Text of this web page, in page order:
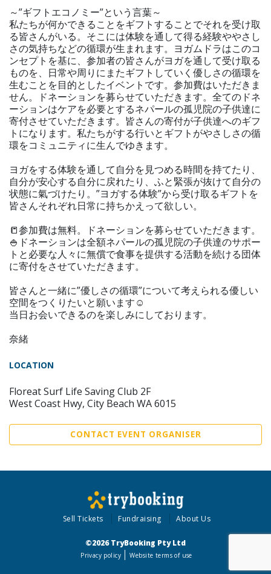
～”ギフトエコノミー”という言葉～
私たちが何かできることをギフトすることでそれを受け取
る皆さんがいる。そこには体験を通して得る経験ややさし
さの気持ちなどの循環が生まれます。ヨガムドラはこのコ
ンセプトを基に、参加者の皆さんがヨガを通して受け取る
ものを、日常や周りにまたギフトしていく優しさの循環を
生むことを目的としたイベントです。参加費はいただきま
せん。ドネーションを募らせていただきます。全てのドネ
ーションはケアを必要とするネパールの孤児院の子供達に
寄付させていただきます。皆さんの寄付が子供達へのギフ
トになります。私たちがする行いとギフトがやさしさの循
環をコミュニティに生んでゆきます。
ヨガをする体験を通して自分を見つめる時間を持てたり、
自分が安心する自分に戻れたり、ふと緊張が抜けて自分の
状態に氣づけたり。”ヨガする体験”から受け取るギフトを
皆さんそれぞれ日常に持ちかえって欲しい。
📒参加費は無料。ドネーションを募らせていただきます。
🍚ドネーションは全額ネパールの孤児院の子供達のサポー
トと必要な人々に無償で食事を提供する活動を続ける団体
に寄付をさせていただきます。
皆さんと一緒に”優しさの循環”について考えられる優しい
空間をつくりたいと願います☺
当日お会いできるのを楽しみにしております。
奈緒
LOCATION
Floreat Surf Life Saving Club 2F
West Coast Hwy, City Beach WA 6015
CONTACT EVENT ORGANISER
Sell Tickets Fundraising About Us
©2026 TryBooking Pty Ltd
Privacy policy Website terms of use